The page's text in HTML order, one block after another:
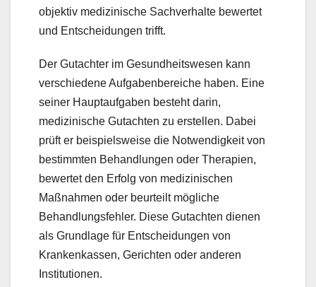
objektiv medizinische Sachverhalte bewertet
und Entscheidungen trifft.
Der Gutachter im Gesundheitswesen kann
verschiedene Aufgabenbereiche haben. Eine
seiner Hauptaufgaben besteht darin,
medizinische Gutachten zu erstellen. Dabei
prüft er beispielsweise die Notwendigkeit von
bestimmten Behandlungen oder Therapien,
bewertet den Erfolg von medizinischen
Maßnahmen oder beurteilt mögliche
Behandlungsfehler. Diese Gutachten dienen
als Grundlage für Entscheidungen von
Krankenkassen, Gerichten oder anderen
Institutionen.